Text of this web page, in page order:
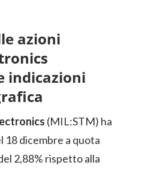
azioni
indicazioni
(MIL:STM) ha
18 dicembre a quota
2,88% rispetto alla